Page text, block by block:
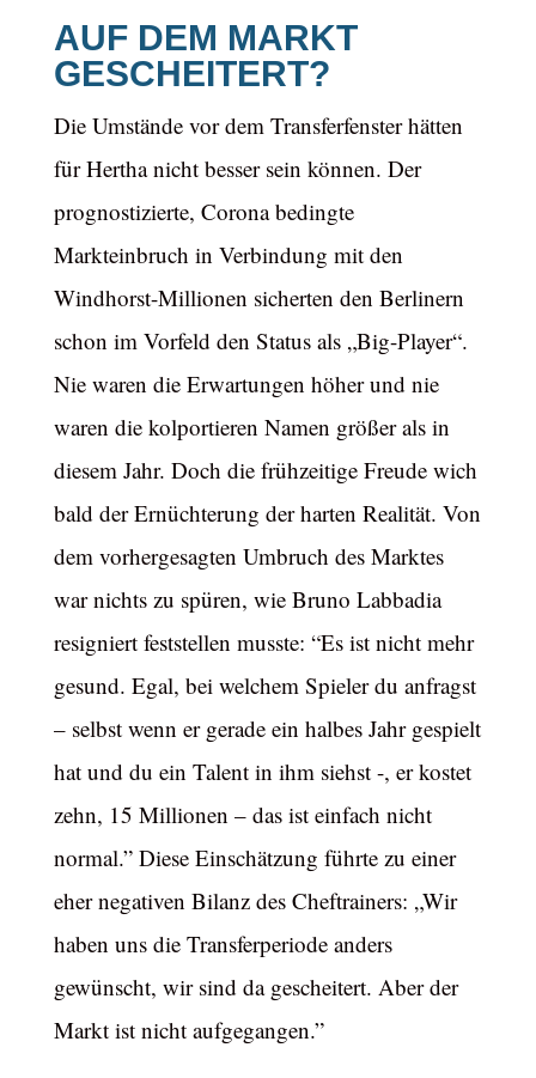
AUF DEM MARKT
GESCHEITERT?
Die Umstände vor dem Transferfenster hätten
für Hertha nicht besser sein können. Der
prognostizierte, Corona bedingte
Markteinbruch in Verbindung mit den
Windhorst-Millionen sicherten den Berlinern
schon im Vorfeld den Status als „Big-Player“.
Nie waren die Erwartungen höher und nie
waren die kolportieren Namen größer als in
diesem Jahr. Doch die frühzeitige Freude wich
bald der Ernüchterung der harten Realität. Von
dem vorhergesagten Umbruch des Marktes
war nichts zu spüren, wie Bruno Labbadia
resigniert feststellen musste: “Es ist nicht mehr
gesund. Egal, bei welchem Spieler du anfragst
– selbst wenn er gerade ein halbes Jahr gespielt
hat und du ein Talent in ihm siehst -, er kostet
zehn, 15 Millionen – das ist einfach nicht
normal.” Diese Einschätzung führte zu einer
eher negativen Bilanz des Cheftrainers: „Wir
haben uns die Transferperiode anders
gewünscht, wir sind da gescheitert. Aber der
Markt ist nicht aufgegangen.”